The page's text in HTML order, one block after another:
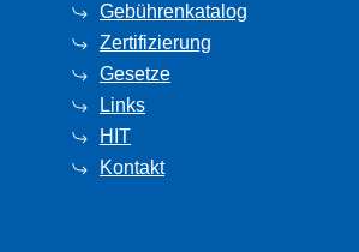
Gebührenkatalog
Zertifizierung
Gesetze
Links
HIT
Kontakt